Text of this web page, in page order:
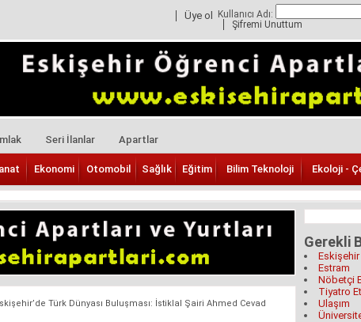
Üye ol Kullanıcı Adı:
Şifremi Unuttum
Seri İlanlar Apartlar
Ekonomi Otomobil Sağlık Eğitim Bilim Teknoloji Ekoloji -
Türk Dünyası Buluşması: İstiklal Şairi Ahmed Cevad
Gerekli
Estram
Nöbetçi
Tiyatro
Ulaşım